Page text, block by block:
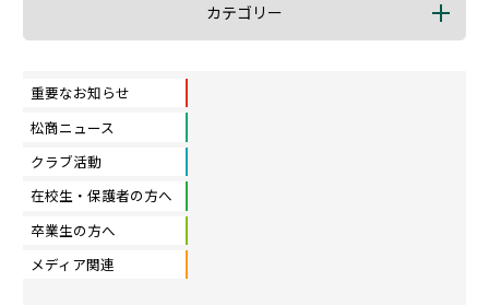
カテゴリー
重要なお知らせ
松商ニュース
クラブ活動
在校生・保護者の方へ
卒業生の方へ
メディア関連